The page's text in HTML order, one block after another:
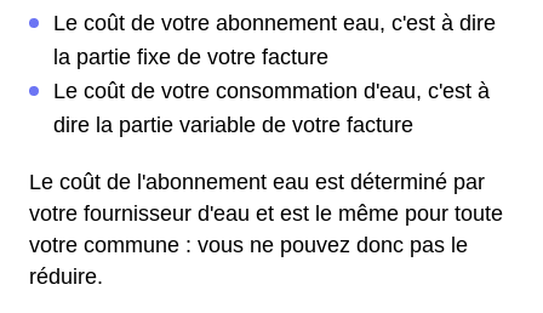
Le coût de votre abonnement eau, c'est à dire
la partie fixe de votre facture
Le coût de votre consommation d'eau, c'est à
dire la partie variable de votre facture
Le coût de l'abonnement eau est déterminé par
votre fournisseur d'eau et est le même pour toute
votre commune : vous ne pouvez donc pas le
réduire.